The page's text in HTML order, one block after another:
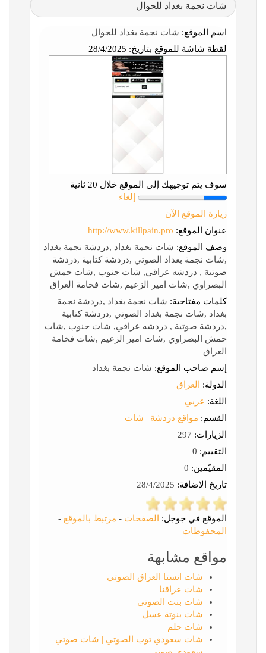
شات نجمة بغداد للجوال
اسم الموقع: شات نجمة بغداد للجوال
لقطة شاشة للموقع بتاريخ:
سوف يتم توجيهك إلى الموقع خلال 20 ثانية
إلغاء
زيارة الموقع الآن
عنوان الموقع: http://www.killpain.pro
وصف الموقع: شات نجمة بغداد ,دردشة نجمة بغداد
,شات نجمة بغداد الصوتي ,دردشة كتابية ,دردشة
صوتية , دردشه عراقي, شات جنوب ,شات حمش
البصراوي ,شات امير الزعيم ,شات فخامة العراق
كلمات مفتاحية: شات نجمة بغداد ,دردشة نجمة
بغداد ,شات نجمة بغداد الصوتي ,دردشة كتابية
,دردشة صوتية , دردشه عراقي, شات جنوب ,شات
حمش البصراوي ,شات امير الزعيم ,شات فخامة
العراق
إسم صاحب الموقع: شات نجمة بغداد
الدولة:
العراق
اللغة: عربي
القسم: مواقع دردشة | شات
الزيارات:
التقييم:
المقيّمين:
تاريخ الإضافة:
الموقع في جوجل: الصفحات - مرتبط بالموقع -
المحفوظات
مواقع مشابهة
شات انستا العراق الصوتي
شات عراقنا
شات بنت الصوتي
شات بنوتة عسل
شات حلم
شات سعودي توب الصوتي | شات صوتي |